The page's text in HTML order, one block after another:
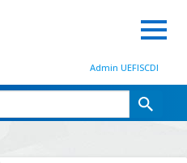
Admin UEFISCDI